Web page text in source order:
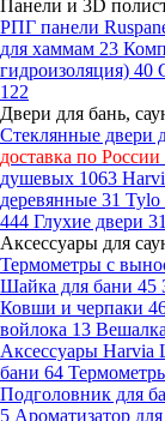
Панели и 3D
РПГ панели
для хаммам 23
гидроизоляция) 40
122
Двери для бань,
Стеклянные двери
доставка по России
душевых 1063
деревянные 31 Tylo
444 Глухие двери 31
Аксессуары для
Термометры с
Шайка для бани 45
Ковши и черпаки
войлока 13
Аксессуары Harvia
бани 64
Подголовник для
5 Ароматизатор